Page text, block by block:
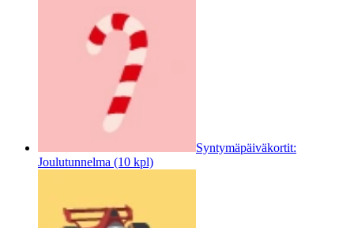
Syntymäpäiväkortit:
Joulutunnelma (10 kpl)